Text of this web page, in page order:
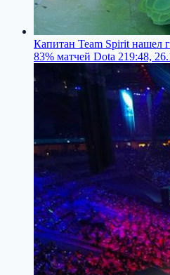
Капитан Team Spirit нашел
83% матчей Dota 219:48,